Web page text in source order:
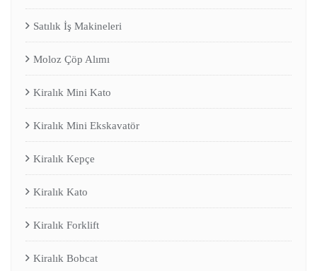
Satılık İş Makineleri
Moloz Çöp Alımı
Kiralık Mini Kato
Kiralık Mini Ekskavatör
Kiralık Kepçe
Kiralık Kato
Kiralık Forklift
Kiralık Bobcat